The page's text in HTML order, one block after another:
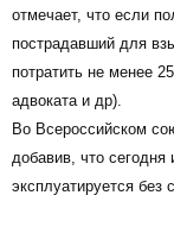
отмечает, что если
пострадавший для
потратить не менее
адвоката и др).
Во Всероссийском
добавив, что
эксплуатируется без